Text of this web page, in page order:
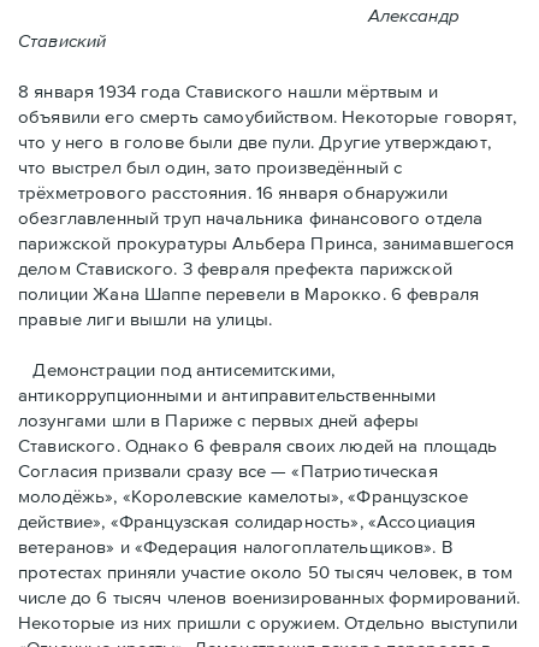
Александр
Ставиский
8 января 1934 года Ставиского нашли мёртвым и
объявили его смерть самоубийством. Некоторые говорят,
что у него в голове были две пули. Другие утверждают,
что выстрел был один, зато произведённый с
трёхметровoго расстояния. 16 января обнаружили
обезглавленный труп начальника финансового отдела
парижской прокуратуры Альбера Принса, занимавшегося
делом Cтавиского. 3 февраля префекта парижской
полиции Жана Шаппе перевели в Марокко. 6 февраля
правые лиги вышли на улицы.
Демонстрации под антисемитскими,
антикоррупционными и антиправительственными
лозунгами шли в Париже с первых дней аферы
Ставиского. Однако 6 февраля своих людей на площадь
Согласия призвали сразу все — «Патриотическая
молодёжь», «Королевские камелоты», «Французское
действие», «Французская солидарность», «Ассоциация
ветеранов» и «Федерация налогоплательщиков». В
протестах приняли участие около 50 тысяч человек, в том
числе до 6 тысяч членов военизированных формирований.
Некоторые из них пришли с оружием. Отдельно выступили